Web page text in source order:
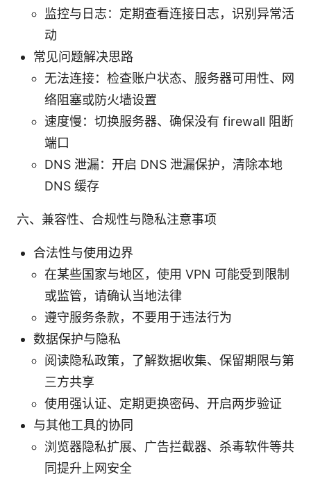
监控与日志：定期查看连接日志，识别异常活
动
常见问题解决思路
无法连接：检查账户状态、服务器可用性、网
络阻塞或防火墙设置
速度慢：切换服务器、确保没有 firewall 阻断
端口
DNS 泄漏：开启 DNS 泄漏保护，清除本地
DNS 缓存
六、兼容性、合规性与隐私注意事项
合法性与使用边界
在某些国家与地区，使用 VPN 可能受到限制
或监管，请确认当地法律
遵守服务条款，不要用于违法行为
数据保护与隐私
阅读隐私政策，了解数据收集、保留期限与第
三方共享
使用强认证、定期更换密码、开启两步验证
与其他工具的协同
浏览器隐私扩展、广告拦截器、杀毒软件等共
同提升上网安全